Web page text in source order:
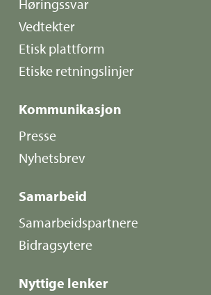
Høringssvar
Vedtekter
Etisk plattform
Etiske retningslinjer
Kommunikasjon
Presse
Nyhetsbrev
Samarbeid
Samarbeidspartnere
Bidragsytere
Nyttige lenker